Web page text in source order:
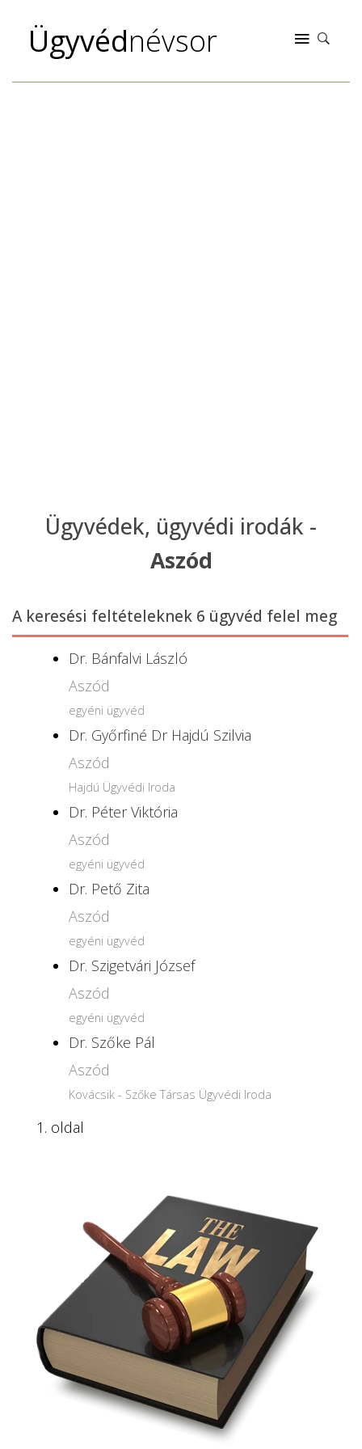
Ügyvédnévsor
Ügyvédek, ügyvédi irodák -
Aszód
A keresési feltételeknek 6 ügyvéd felel meg
Dr. Bánfalvi László
Aszód
egyéni ügyvéd
Dr. Győrfiné Dr Hajdú Szilvia
Aszód
Hajdú Ügyvédi Iroda
Dr. Péter Viktória
Aszód
egyéni ügyvéd
Dr. Pető Zita
Aszód
egyéni ügyvéd
Dr. Szigetvári József
Aszód
egyéni ügyvéd
Dr. Szőke Pál
Aszód
Kovácsik - Szőke Társas Ügyvédi Iroda
1. oldal